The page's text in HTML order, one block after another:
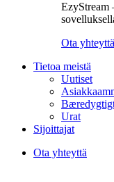
EzyStream
Ota yhteyttä
Tietoa meistä
Uutiset
Urat
Sijoittajat
Ota yhteyttä